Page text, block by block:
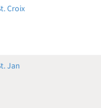
Croix
Jan